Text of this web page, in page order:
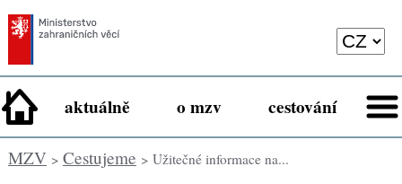
aktuálně o mzv cestování
MZV> Cestujeme > Užitečné informace na...